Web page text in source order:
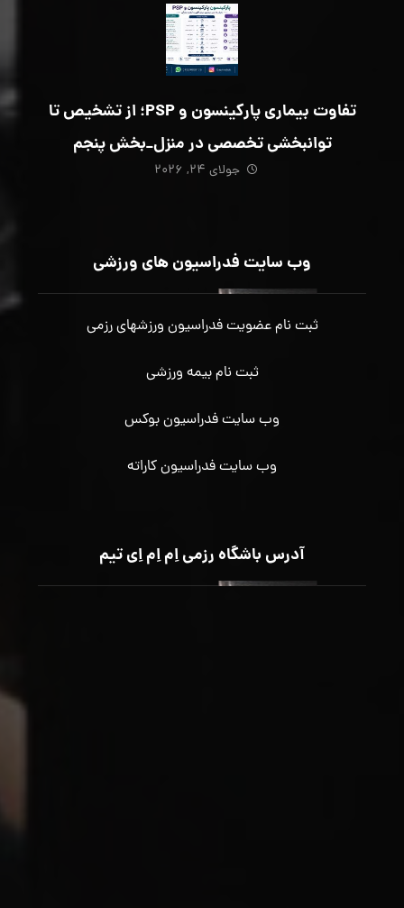
تفاوت بیماری پارکینسون و PSP؛ از تشخیص تا
توانبخشی تخصصی در منزل_بخش پنجم
جولای ۲۴, ۲۰۲۶
وب سایت فدراسیون های ورزشی
ثبت نام عضویت فدراسیون ورزشهای رزمی
ثبت نام بیمه ورزشی
وب سایت فدراسیون بوکس
وب سایت فدراسیون کاراته
آدرس باشگاه رزمی اِم اِم اِی تیم